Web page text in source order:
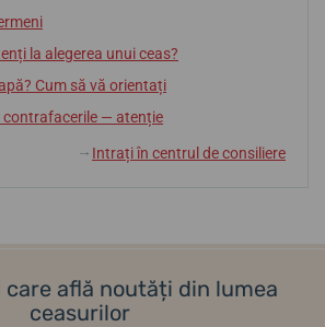
la alegerea unui ceas?
Cum să vă orientați
contrafacerile — atenție
↓ Intrați în centrul de consiliere
care află noutăți din lumea
ceasurilor